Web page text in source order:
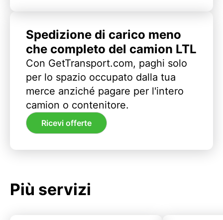
Spedizione di carico meno
che completo del camion LTL
Con GetTransport.com, paghi solo
per lo spazio occupato dalla tua
merce anziché pagare per l'intero
camion o contenitore.
Ricevi offerte
Più servizi